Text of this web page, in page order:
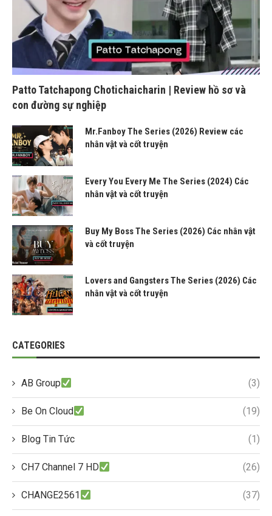
Patto Tatchapong Chotichaicharin | Review hồ sơ và
con đường sự nghiệp
Mr.Fanboy The Series (2026) Review các
nhân vật và cốt truyện
Every You Every Me The Series (2024) Các
nhân vật và cốt truyện
Buy My Boss The Series (2026) Các nhân vật
và cốt truyện
Lovers and Gangsters The Series (2026) Các
nhân vật và cốt truyện
CATEGORIES
AB Group (3)
Be On Cloud (19)
Blog Tin Tức (1)
CH7 Channel 7 HD (26)
CHANGE2561 (37)